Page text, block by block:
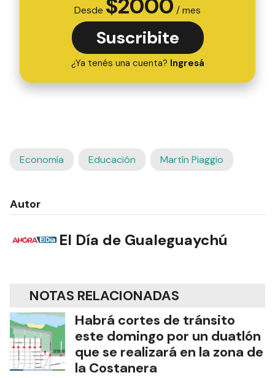
Desde $2000 / mes
Suscribite
¿Ya tenés una cuenta? Ingresá
Economía Educación Martín Piaggio
Autor
El Día de Gualeguaychú
NOTAS RELACIONADAS
Habrá cortes de tránsito
este domingo por un duatlón
que se realizará en la zona de
la Costanera